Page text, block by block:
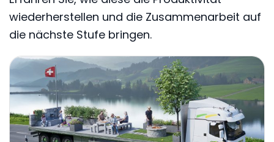
wiederherstellen und die Zusammenarbeit auf
die nächste Stufe bringen.